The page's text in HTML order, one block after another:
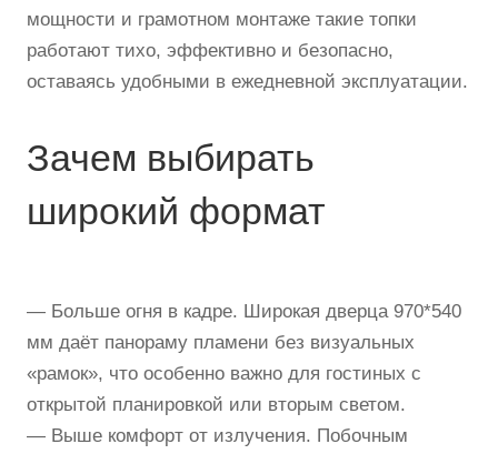
мощности и грамотном монтаже такие топки
работают тихо, эффективно и безопасно,
оставаясь удобными в ежедневной эксплуатации.
Зачем выбирать
широкий формат
— Больше огня в кадре. Широкая дверца 970*540
мм даёт панораму пламени без визуальных
«рамок», что особенно важно для гостиных с
открытой планировкой или вторым светом.
— Выше комфорт от излучения. Побочным